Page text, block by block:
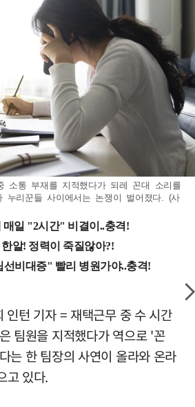
소통 부재를 지적했다가 되레 꼰대 소리를
누리꾼들 사이에서는 논쟁이 벌어졌다. (사
인턴 기자 = 재택근무 중 수 시간
팀원을 지적했다가 역으로 '꼰
는 한 팀장의 사연이 올라와 온라
고 있다.